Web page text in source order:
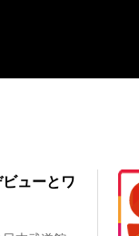
ューとワ